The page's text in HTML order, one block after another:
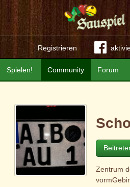
Registrieren
Community Forum
Spielen!
Zentrum